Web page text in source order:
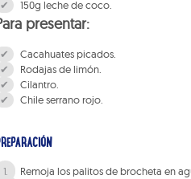
150g leche de coco.
presentar:
Cacahuates picados.
Rodajas de limón.
Cilantro.
Chile serrano rojo.
Remoja los palitos de brocheta en